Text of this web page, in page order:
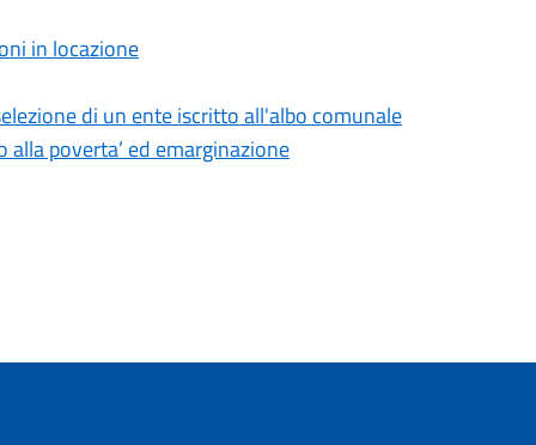
in locazione
di un ente iscritto all'albo comunale
poverta’ ed emarginazione